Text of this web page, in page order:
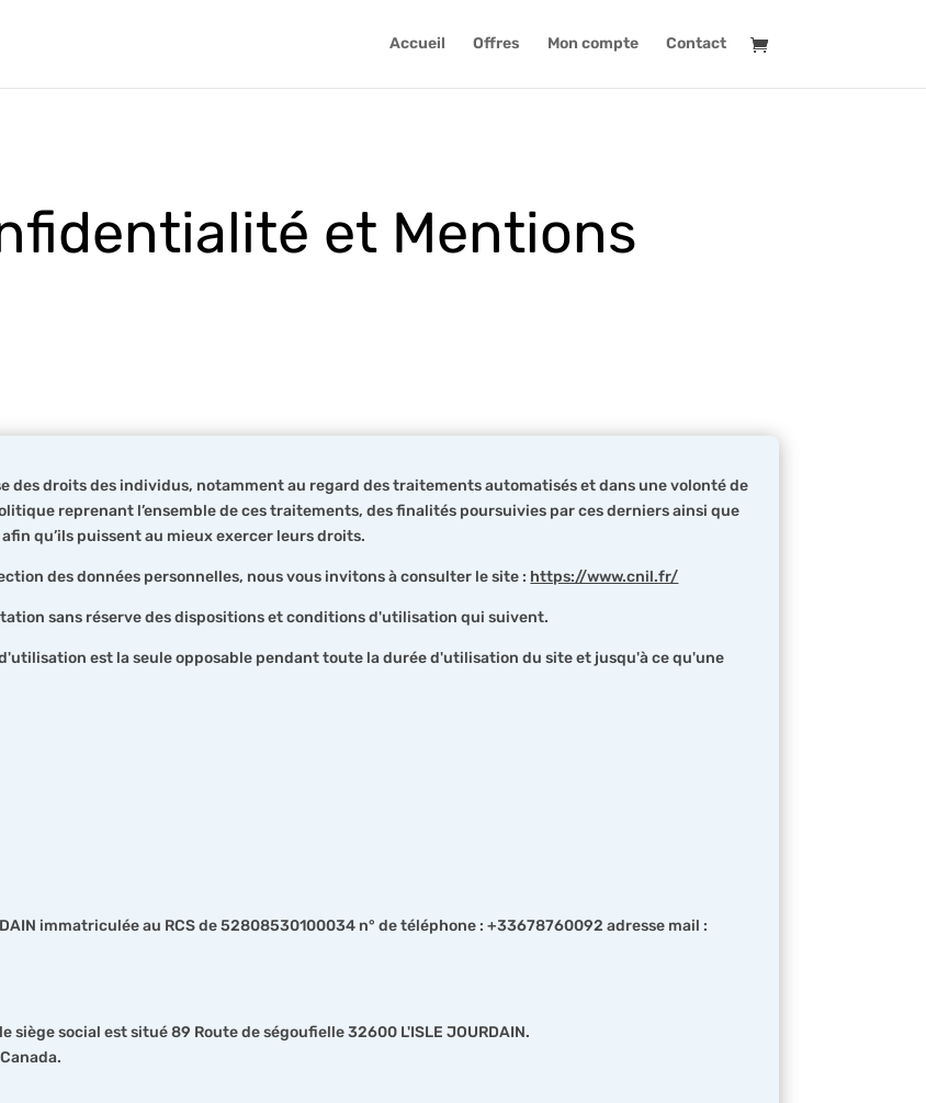
Accueil Offres Mon compte Contact
et Mentions
des droits des individus, notamment au regard des traitements automatisés et dans une volonté de
reprenant l’ensemble de ces traitements, des finalités poursuivies par ces derniers ainsi que
qu’ils puissent au mieux exercer leurs droits.
des données personnelles, nous vous invitons à consulter le site : https://www.cnil.fr/
sans réserve des dispositions et conditions d'utilisation qui suivent.
est la seule opposable pendant toute la durée d'utilisation du site et jusqu'à ce qu'une
immatriculée au RCS de 52808530100034 n° de téléphone : +33678760092 adresse mail :
siège social est situé 89 Route de ségoufielle 32600 L'ISLE JOURDAIN.